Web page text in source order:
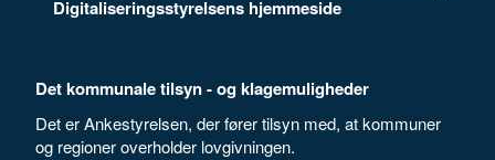
Digitaliseringsstyrelsens hjemmeside
Det kommunale tilsyn - og klagemuligheder
Det er Ankestyrelsen, der fører tilsyn med, at kommuner
og regioner overholder lovgivningen.